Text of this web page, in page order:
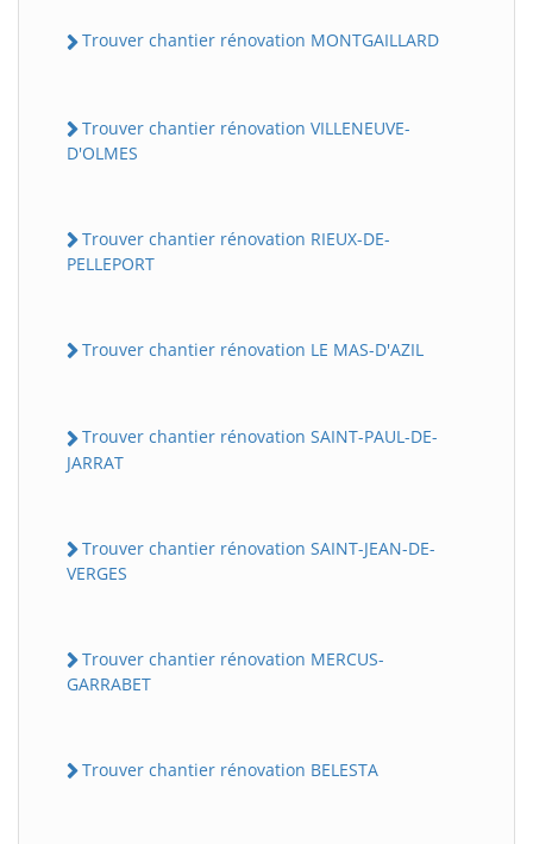
Trouver chantier rénovation MONTGAILLARD
Trouver chantier rénovation VILLENEUVE-
D'OLMES
Trouver chantier rénovation RIEUX-DE-
PELLEPORT
Trouver chantier rénovation LE MAS-D'AZIL
Trouver chantier rénovation SAINT-PAUL-DE-
JARRAT
Trouver chantier rénovation SAINT-JEAN-DE-
VERGES
Trouver chantier rénovation MERCUS-
GARRABET
Trouver chantier rénovation BELESTA